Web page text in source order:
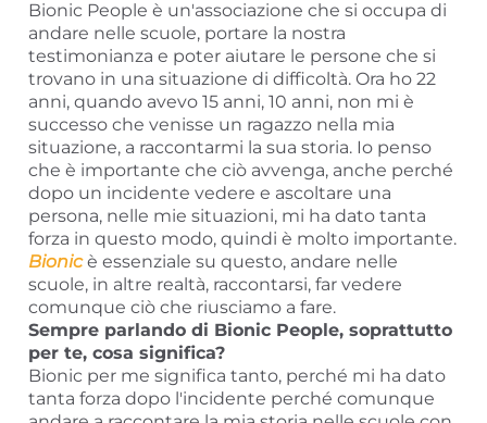
Bionic People è un'associazione che si occupa di
andare nelle scuole, portare la nostra
testimonianza e poter aiutare le persone che si
trovano in una situazione di difficoltà. Ora ho 22
anni, quando avevo 15 anni, 10 anni, non mi è
successo che venisse un ragazzo nella mia
situazione, a raccontarmi la sua storia. Io penso
che è importante che ciò avvenga, anche perché
dopo un incidente vedere e ascoltare una
persona, nelle mie situazioni, mi ha dato tanta
forza in questo modo, quindi è molto importante.
Bionicè essenziale su questo, andare nelle
scuole, in altre realtà, raccontarsi, far vedere
comunque ciò che riusciamo a fare.
Sempre parlando di Bionic People, soprattutto
per te, cosa significa?
Bionic per me significa tanto, perché mi ha dato
tanta forza dopo l'incidente perché comunque